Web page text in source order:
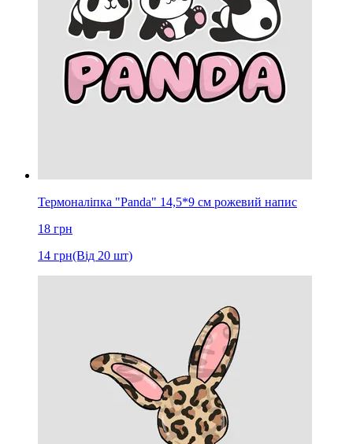
Термоналіпка "Panda" 14,5*9 см рожевий напис
18 грн
14 грн(Від 20 шт)